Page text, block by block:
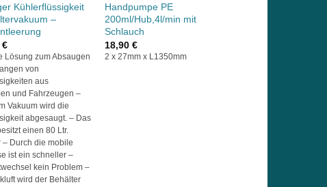
Kühlerflüssigkeit
–
€
Lösung zum Absaugen
von
aus
und Fahrzeugen –
Vakuum wird die
abgesaugt. – Das
einen 80 Ltr.
– Durch die mobile
ist ein schneller –
kein Problem –
wird der Behälter
Handpumpe PE
200ml/Hub,4l/min mit
Schlauch
18,90 €
2 x 27mm x L1350mm